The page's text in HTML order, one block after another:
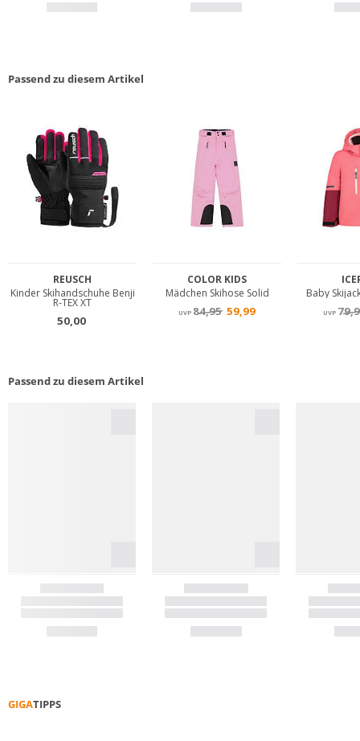
Passend zu diesem Artikel
Passend zu diesem Artikel
GIGATIPPS